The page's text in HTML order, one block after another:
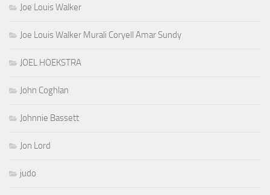
Joe Louis Walker
Joe Louis Walker Murali Coryell Amar Sundy
JOEL HOEKSTRA
John Coghlan
Johnnie Bassett
Jon Lord
judo